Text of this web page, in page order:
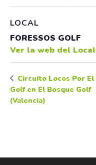
LOCAL
FORESSOS GOLF
Ver la web del Local
Circuito Locos Por El
Golf en El Bosque Golf
(Valencia)